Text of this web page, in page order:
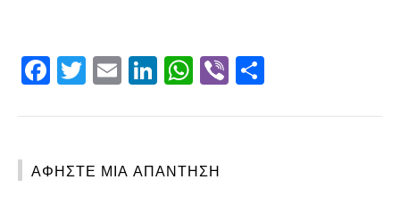
Facebook
Twitter
EmailLinkedIn
WhatsApp
Viber
ΑΦΉΣΤΕ ΜΙΑ ΑΠΆΝΤΗΣΗ